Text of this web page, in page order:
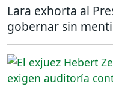
Lara exhorta al
gobernar sin